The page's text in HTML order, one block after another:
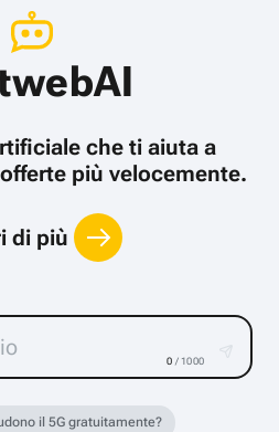
che ti aiuta a
più velocemente.
di più
0 / 1000
il 5G gratuitamente?